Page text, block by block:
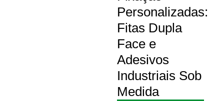
Personalizadas:
Fitas Dupla
Face e
Adesivos
Industriais Sob
Medida